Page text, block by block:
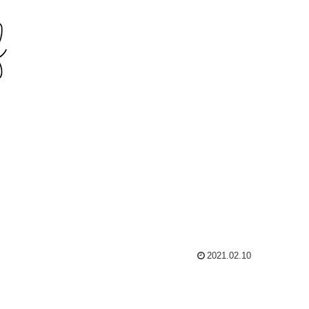
2021.02.10